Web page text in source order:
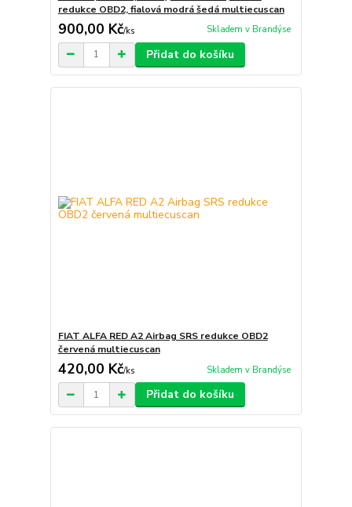
redukce OBD2, fialová modrá šedá multiecuscan
900,00 Kč/ks Skladem v Brandýse
Přidat do košíku
FIAT ALFA RED A2 Airbag SRS redukce OBD2
červená multiecuscan
420,00 Kč/ks Skladem v Brandýse
Přidat do košíku